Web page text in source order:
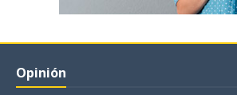
Opinión